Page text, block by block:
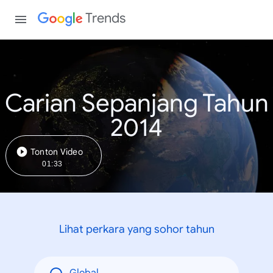
Trends
Carian Sepanjang Tahun
2014
Tonton Video
01:33
Lihat perkara yang sohor tahun